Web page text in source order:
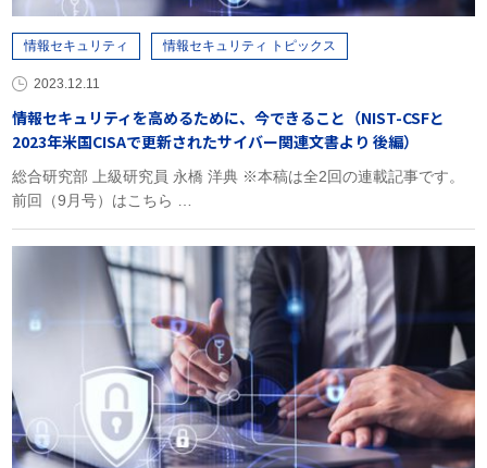
情報セキュリティ 情報セキュリティ トピックス
2023.12.11
情報セキュリティを高めるために、今できること（NIST-CSFと
2023年米国CISAで更新されたサイバー関連文書より 後編）
総合研究部 上級研究員 永橋 洋典 ※本稿は全2回の連載記事です。
前回（9月号）はこちら …